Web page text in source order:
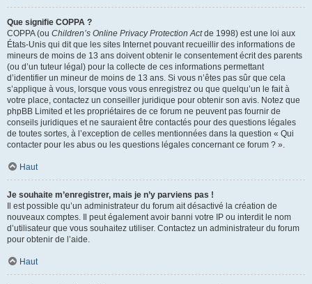
Que signifie COPPA ?
COPPA (ou Children’s Online Privacy Protection Actde 1998) est une loi aux
États-Unis qui dit que les sites Internet pouvant recueillir des informations de
mineurs de moins de 13 ans doivent obtenir le consentement écrit des parents
(ou d’un tuteur légal) pour la collecte de ces informations permettant
d’identifier un mineur de moins de 13 ans. Si vous n’êtes pas sûr que cela
s’applique à vous, lorsque vous vous enregistrez ou que quelqu’un le fait à
votre place, contactez un conseiller juridique pour obtenir son avis. Notez que
phpBB Limited et les propriétaires de ce forum ne peuvent pas fournir de
conseils juridiques et ne sauraient être contactés pour des questions légales
de toutes sortes, à l’exception de celles mentionnées dans la question « Qui
contacter pour les abus ou les questions légales concernant ce forum ? ».
Haut
Je souhaite m’enregistrer, mais je n’y parviens pas !
Il est possible qu’un administrateur du forum ait désactivé la création de
nouveaux comptes. Il peut également avoir banni votre IP ou interdit le nom
d’utilisateur que vous souhaitez utiliser. Contactez un administrateur du forum
pour obtenir de l’aide.
Haut